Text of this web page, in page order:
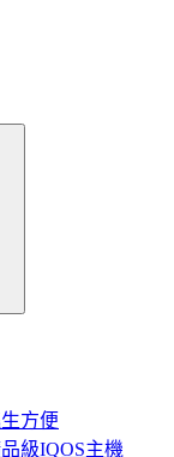
方便
級IQOS主機